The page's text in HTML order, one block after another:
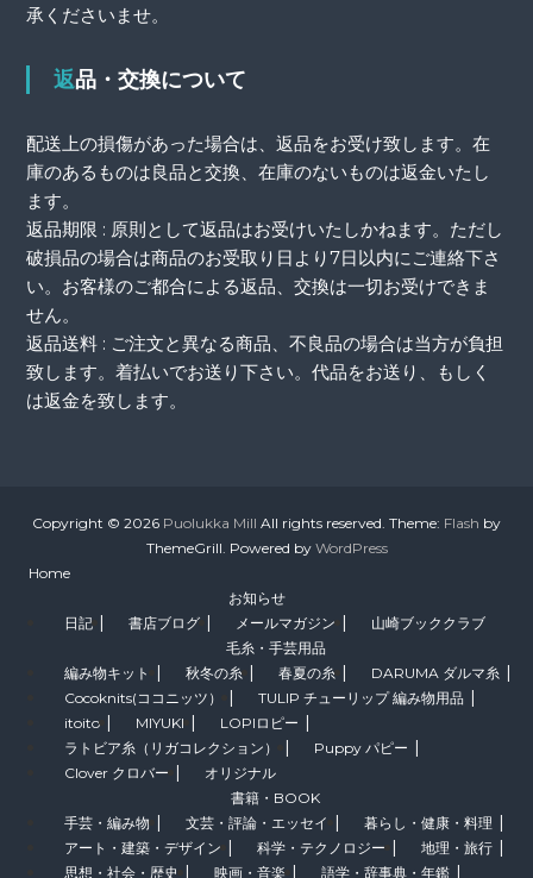
承くださいませ。
返品・交換について
配送上の損傷があった場合は、返品をお受け致します。在
庫のあるものは良品と交換、在庫のないものは返金いたし
ます。
返品期限 : 原則として返品はお受けいたしかねます。ただし
破損品の場合は商品のお受取り日より7日以内にご連絡下さ
い。お客様のご都合による返品、交換は一切お受けできま
せん。
返品送料 : ご注文と異なる商品、不良品の場合は当方が負担
致します。着払いでお送り下さい。代品をお送り、もしく
は返金を致します。
Copyright © 2026 Puolukka Mill All rights reserved. Theme: Flash by
ThemeGrill. Powered by WordPress
Home
お知らせ
日記
書店ブログ メールマガジン
山崎ブッククラブ
毛糸・手芸用品
編み物キット
秋冬の糸 春夏の糸
DARUMA ダルマ糸
Cocoknits(ココニッツ）
TULIP チューリップ 編み物用品
itoito
MIYUKI
LOPIロピー
ラトビア糸（リガコレクション）
Puppy パピー
Clover クロバー
オリジナル
書籍・BOOK
手芸・編み物
文芸・評論・エッセイ
暮らし・健康・料理
アート・建築・デザイン
科学・テクノロジー
地理・旅行
思想・社会・歴史
映画・音楽 語学・辞事典・年鑑